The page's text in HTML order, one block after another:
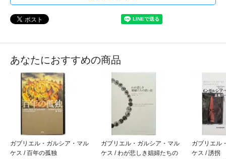
あなたにおすすめの商品
ガブリエル・ガルシア・マル
ケス / 百年の孤独
ガブリエル・ガルシア・マル
ケス / わが悲しき娼婦たちの
ガブリエル
ケス / 誘拐